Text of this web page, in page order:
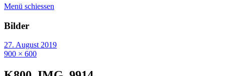
Menü schiessen
Bilder
27. August 2019
900 × 600